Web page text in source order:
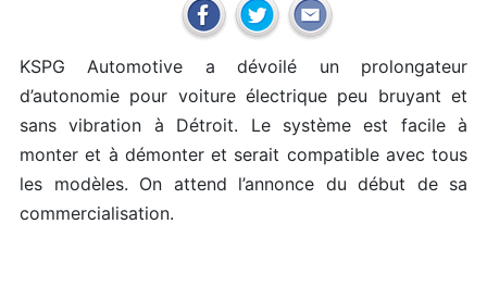
KSPG Automotive a dévoilé un prolongateur
d’autonomie pour voiture électrique peu bruyant et
sans vibration à Détroit. Le système est facile à
monter et à démonter et serait compatible avec tous
les modèles. On attend l’annonce du début de sa
commercialisation.